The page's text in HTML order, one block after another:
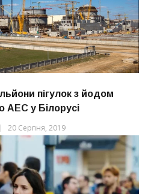
пігулок з йодом
АЕС у Білорусі
20 Серпня, 2019